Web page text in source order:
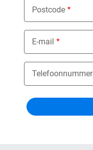
Postcode
E-mail
Telefoonnummer